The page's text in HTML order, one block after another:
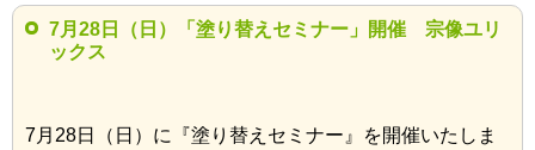
7月28日（日）「塗り替えセミナー」開催 宗像ユリ
ックス
7月28日（日）に『塗り替えセミナー』を開催いたしま